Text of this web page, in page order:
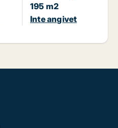
195 m2
Inte angivet